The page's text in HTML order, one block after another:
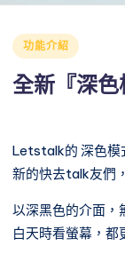
Posted
功能介紹
全新『深色
Letstalk的 深色模
新的快去talk友們
以深黑色的介面，
白天時看螢幕，都